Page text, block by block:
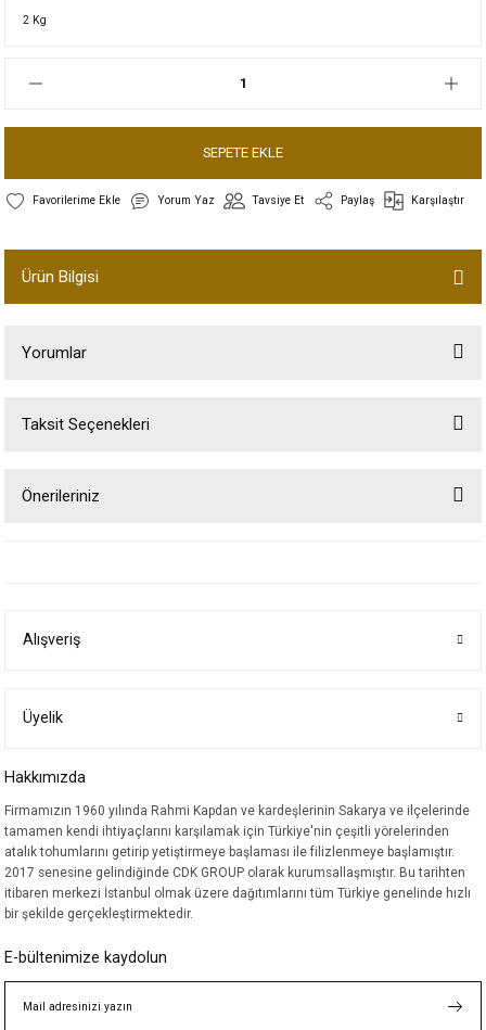
SEPETE EKLE
Yorum Yaz Tavsiye Et Paylaş Karşılaştır
Ürün Bilgisi
Yorumlar
Taksit Seçenekleri
Önerileriniz
Ürün bilgilerinde hatalar bulunuyor.
Bu ürüne benzer farklı alternatifler olmalı.
Alışveriş
Üyelik
Hakkımızda
Firmamızın 1960 yılında Rahmi Kapdan ve kardeşlerinin Sakarya ve ilçelerinde
tamamen kendi ihtiyaçlarını karşılamak için Türkiye'nin çeşitli yörelerinden
atalık tohumlarını getirip yetiştirmeye başlaması ile filizlenmeye başlamıştır.
2017 senesine gelindiğinde CDK GROUP olarak kurumsallaşmıştır. Bu tarihten
itibaren merkezi İstanbul olmak üzere dağıtımlarını tüm Türkiye genelinde hızlı
bir şekilde gerçekleştirmektedir.
E-bültenimize kaydolun